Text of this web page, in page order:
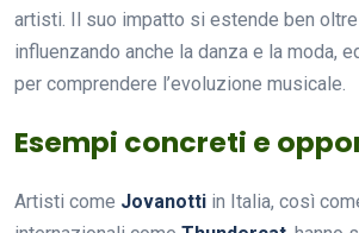
artisti. Il suo impatto si estende ben oltre
influenzando anche la danza e la moda,
per comprendere l’evoluzione musicale.
Esempi concreti e
Artisti come Jovanotti in Italia, così